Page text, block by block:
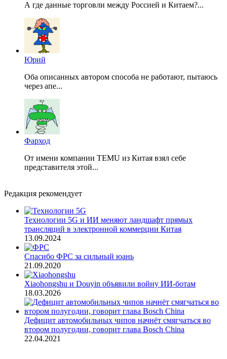
А где данные торговли между Россией и Китаем?...
Юрий
Оба описанных автором способа не работают, пытаюсь
через апе...
Фарход
От имени компании TEMU из Китая взял себе
представителя этой...
Редакция рекомендует
Технологии 5G и ИИ меняют ландшафт прямых
трансляций в электронной коммерции Китая
13.09.2024
Спасибо ФРС за сильный юань
21.09.2020
Xiaohongshu и Douyin объявили войну ИИ-ботам
18.03.2026
Дефицит автомобильных чипов начнёт смягчаться во
втором полугодии, говорит глава Bosch China
22.04.2021